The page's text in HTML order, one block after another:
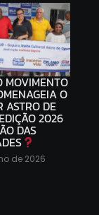
MOVIMENTO
O
ASTRO DE
2026
DAS
de 2026